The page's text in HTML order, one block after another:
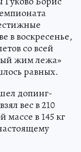
в воскресенье,
со всей
жим лежа»
равных.
допинг-
вес в 210
в 145 кг